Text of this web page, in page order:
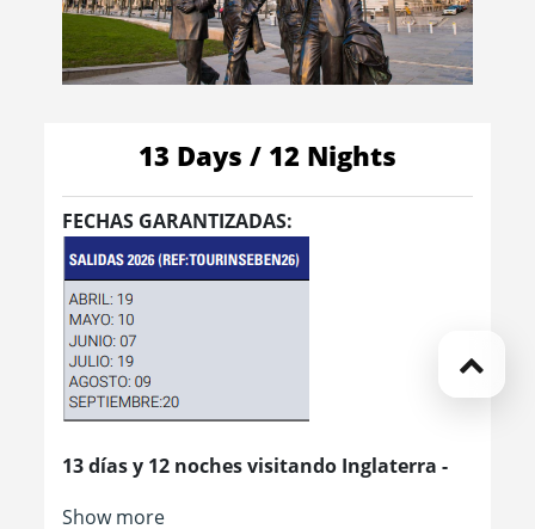
13 Days / 12 Nights
FECHAS GARANTIZADAS:
13 días y 12 noches visitando Inglaterra -
Show more